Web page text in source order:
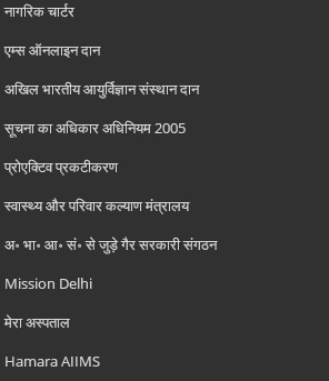
नागरिक चार्टर
एम्स ऑनलाइन दान
अखिल भारतीय आयुर्विज्ञान संस्थान दान
सूचना का अधिकार अधिनियम 2005
प्रोएक्टिव प्रकटीकरण
स्वास्थ्य और परिवार कल्याण मंत्रालय
अ॰ भा॰ आ॰ सं॰ से जुड़े गैर सरकारी संगठन
Mission Delhi
मेरा अस्पताल
Hamara AIIMS